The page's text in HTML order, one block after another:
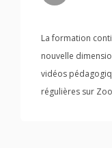
La formation
nouvelle
vidéos
régulières sur